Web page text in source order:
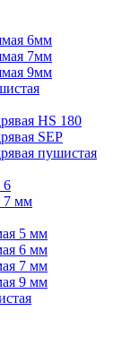
6мм
7мм
9мм
HS 180
SEP
пушистая
6
7 мм
5 мм
6 мм
7 мм
9 мм